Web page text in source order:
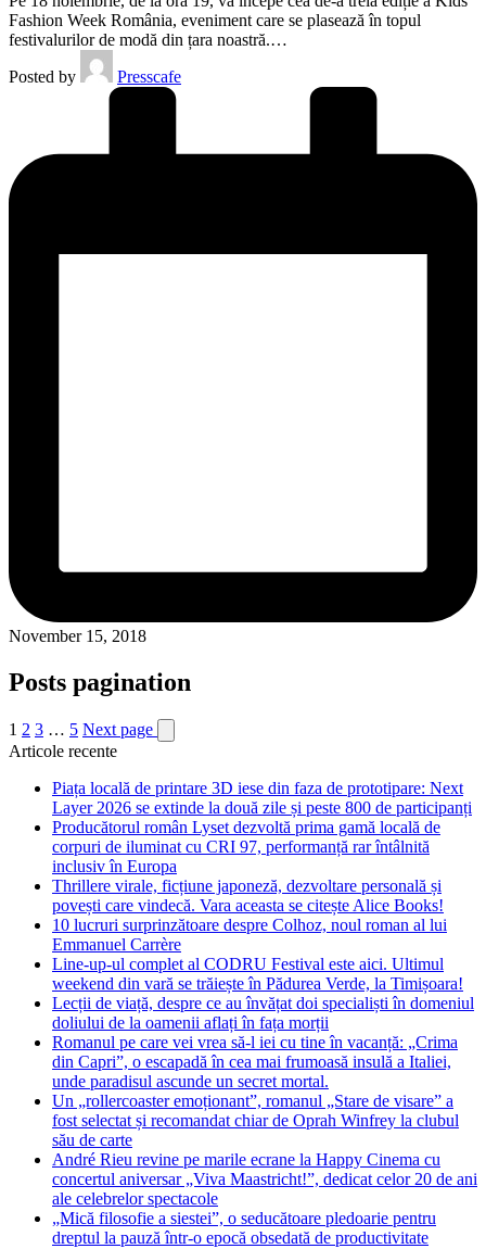
Fashion Week România, eveniment care se plasează în topul
festivalurilor de modă din țara noastră.…
Posted by
Presscafe
November 15, 2018
Posts pagination
1 2 3 … 5 Next page
Articole recente
Piața locală de printare 3D iese din faza de prototipare: Next
Layer 2026 se extinde la două zile și peste 800 de participanți
Producătorul român Lyset dezvoltă prima gamă locală de
corpuri de iluminat cu CRI 97, performanță rar întâlnită
inclusiv în Europa
Thrillere virale, ficțiune japoneză, dezvoltare personală și
povești care vindecă. Vara aceasta se citește Alice Books!
10 lucruri surprinzătoare despre Colhoz, noul roman al lui
Emmanuel Carrère
Line-up-ul complet al CODRU Festival este aici. Ultimul
weekend din vară se trăiește în Pădurea Verde, la Timișoara!
Lecții de viață, despre ce au învățat doi specialiști în domeniul
doliului de la oamenii aflați în fața morții
Romanul pe care vei vrea să-l iei cu tine în vacanță: „Crima
din Capri”, o escapadă în cea mai frumoasă insulă a Italiei,
unde paradisul ascunde un secret mortal.
Un „rollercoaster emoționant”, romanul „Stare de visare” a
fost selectat și recomandat chiar de Oprah Winfrey la clubul
său de carte
André Rieu revine pe marile ecrane la Happy Cinema cu
concertul aniversar „Viva Maastricht!”, dedicat celor 20 de ani
ale celebrelor spectacole
„Mică filosofie a siestei”, o seducătoare pledoarie pentru
dreptul la pauză într-o epocă obsedată de productivitate